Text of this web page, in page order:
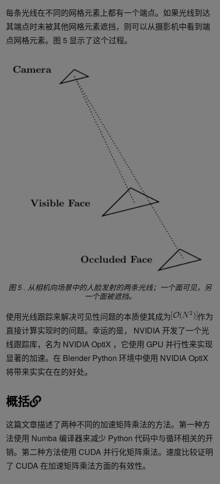
每条光线在不同的网格元素上都有一个端点。如果光线到达
其端点时未被其他网格元素遮挡，则可以从摄影机中看到端
点网格元素。图 5 显示了这个过程。
图 5 . 从相机向场景中的人脸发射的两条光线；一个面可见，另
一个面被遮挡。
使用光线跟踪来解决可见性问题的本质使其成为
作为
直接计算实现时的问题。幸运的是， NVIDIA 开发了一个光
线跟踪库，名为 NVIDIA OptiX ，它使用 GPU 并行性来实现
显著的加速。在 Blender Python 环境中使用 NVIDIA OptiX
将带来实实在在的好处。
概括
这篇文章描述了两种不同的加速矩阵乘法的方法。第一种方
法使用 Numba 编译器来减少 Python 代码中与循环相关的开
销。第二种方法使用 CUDA 并行化矩阵乘法。速度比较证明
了 CUDA 在加速矩阵乘法方面的有效性。